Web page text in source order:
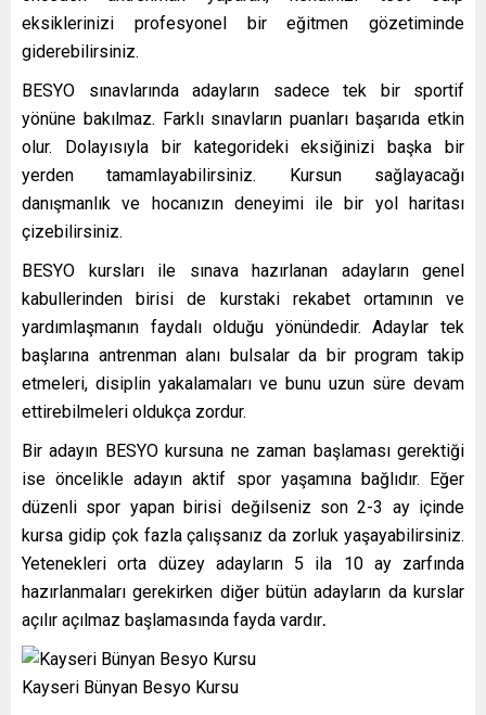
eksiklerinizi profesyonel bir eğitmen gözetiminde
giderebilirsiniz.
BESYO sınavlarında adayların sadece tek bir sportif
yönüne bakılmaz. Farklı sınavların puanları başarıda etkin
olur. Dolayısıyla bir kategorideki eksiğinizi başka bir
yerden tamamlayabilirsiniz. Kursun sağlayacağı
danışmanlık ve hocanızın deneyimi ile bir yol haritası
çizebilirsiniz.
BESYO kursları ile sınava hazırlanan adayların genel
kabullerinden birisi de kurstaki rekabet ortamının ve
yardımlaşmanın faydalı olduğu yönündedir. Adaylar tek
başlarına antrenman alanı bulsalar da bir program takip
etmeleri, disiplin yakalamaları ve bunu uzun süre devam
ettirebilmeleri oldukça zordur.
Bir adayın BESYO kursuna ne zaman başlaması gerektiği
ise öncelikle adayın aktif spor yaşamına bağlıdır. Eğer
düzenli spor yapan birisi değilseniz son 2-3 ay içinde
kursa gidip çok fazla çalışsanız da zorluk yaşayabilirsiniz.
Yetenekleri orta düzey adayların 5 ila 10 ay zarfında
hazırlanmaları gerekirken diğer bütün adayların da kurslar
açılır açılmaz başlamasında fayda vardır.
Kayseri Bünyan Besyo Kursu